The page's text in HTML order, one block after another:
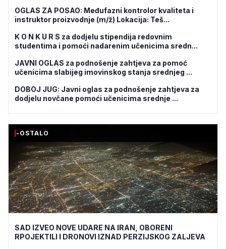
OGLAS ZA POSAO: Međufazni kontrolor kvaliteta i
instruktor proizvodnje (m/ž) Lokacija: Teš...
K O N K U R S za dodjelu stipendija redovnim
studentima i pomoći nadarenim učenicima sredn...
JAVNI OGLAS za podnošenje zahtjeva za pomoć
učenicima slabijeg imovinskog stanja srednjeg ...
DOBOJ JUG: Javni oglas za podnošenje zahtjeva za
dodjelu novčane pomoći učenicima srednje ...
-OSTALO
SAD IZVEO NOVE UDARE NA IRAN, OBORENI
RPOJEKTILI I DRONOVI IZNAD PERZIJSKOG ZALJEVA